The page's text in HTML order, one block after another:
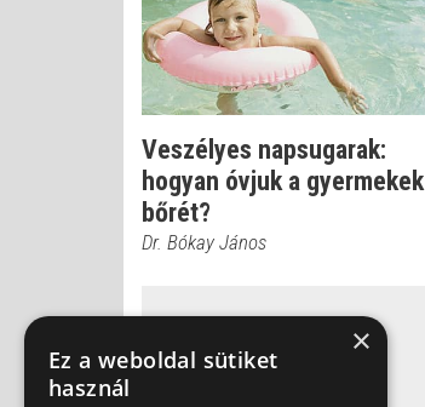
Veszélyes napsugarak:
hogyan óvjuk a gyermekek
bőrét?
Dr. Bókay János
×
Ez a weboldal sütiket
használ